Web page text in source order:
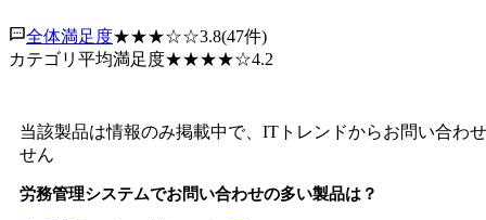
全体満足度★★★☆☆3.8(47件)
カテゴリ平均満足度★★★★☆4.2
当該製品は情報のみ掲載中で、ITトレンドからお問い合わ
せん
労務管理システムでお問い合わせの多い製品は？